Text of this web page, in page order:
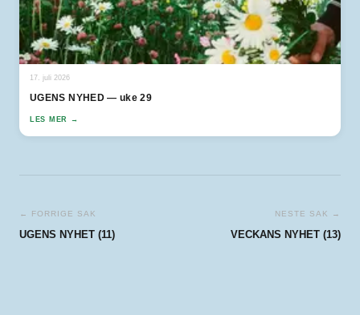
17. juli 2026
UGENS NYHED — uke 29
LES MER →
← FORRIGE SAK
UGENS NYHET (11)
NESTE SAK →
VECKANS NYHET (13)